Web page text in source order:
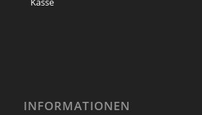
INFORMATIONEN